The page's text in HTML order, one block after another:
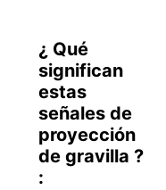
¿ Qué
significan
estas
señales de
proyección
de gravilla ?
: